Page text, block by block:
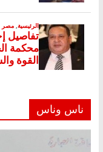
ناس وناس